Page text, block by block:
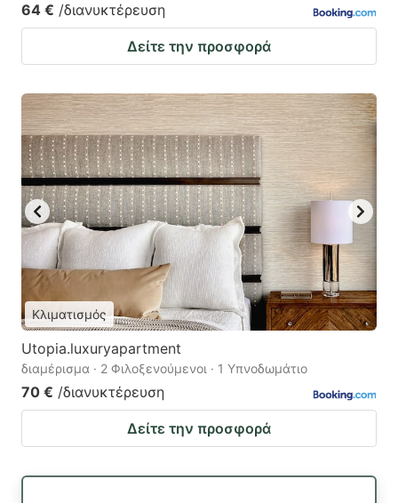
64 € /διανυκτέρευση
Δείτε την προσφορά
Κλιματισμός
Utopia.luxuryapartment
διαμέρισμα · 2 Φιλοξενούμενοι · 1 Υπνοδωμάτιο
70 € /διανυκτέρευση
Δείτε την προσφορά